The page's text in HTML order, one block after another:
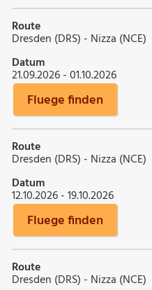
Route
Dresden (DRS) - Nizza (NCE)
Datum
21.09.2026 - 01.10.2026
Fluege finden
Route
Dresden (DRS) - Nizza (NCE)
Datum
12.10.2026 - 19.10.2026
Fluege finden
Route
Dresden (DRS) - Nizza (NCE)